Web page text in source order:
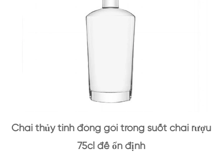
Chai thủy tinh đóng gói trong suốt chai rượu
75cl đế ổn định